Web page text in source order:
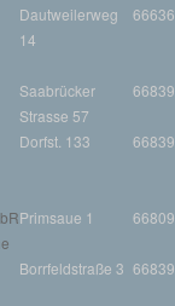
Dautweilerweg
14
66636
Saabrücker
Strasse 57
66839
Dorfst. 133 66839
Primsaue 1 66809
Borrfeldstraße 3 66839